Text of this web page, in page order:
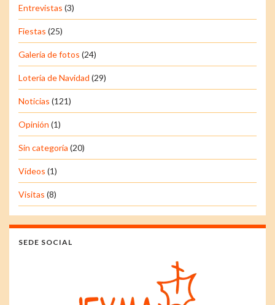
Entrevistas (3)
Fiestas (25)
Galería de fotos (24)
Lotería de Navidad (29)
Noticias (121)
Opinión (1)
Sin categoría (20)
Vídeos (1)
Visitas (8)
SEDE SOCIAL